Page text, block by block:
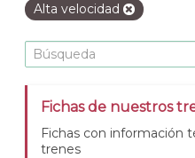
Alta velocidad
Fichas de nuestros
Fichas con información
trenes